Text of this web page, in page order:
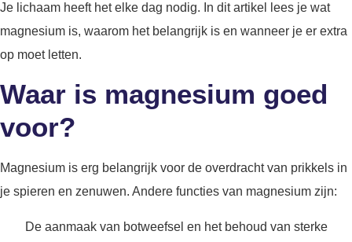
Je lichaam heeft het elke dag nodig. In dit artikel lees je wat
magnesium is, waarom het belangrijk is en wanneer je er extra
op moet letten.
Waar is magnesium goed
voor?
Magnesium is erg belangrijk voor de overdracht van prikkels in
je spieren en zenuwen. Andere functies van magnesium zijn:
De aanmaak van botweefsel en het behoud van sterke